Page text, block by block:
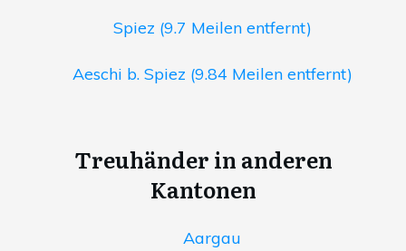
Spiez (9.7 Meilen entfernt)
Aeschi b. Spiez (9.84 Meilen entfernt)
Treuhänder in anderen
Kantonen
Aargau